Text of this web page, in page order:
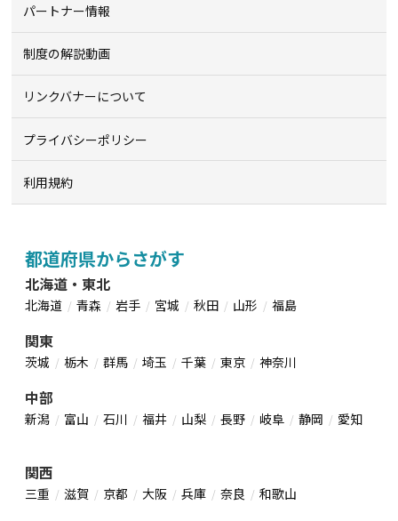
パートナー情報
制度の解説動画
リンクバナーについて
プライバシーポリシー
利用規約
都道府県からさがす
北海道・東北
北海道 青森 岩手 宮城 秋田 山形 福島
関東
茨城 栃木 群馬 埼玉 千葉 東京 神奈川
中部
新潟 富山 石川 福井 山梨 長野 岐阜 静岡 愛知
関西
三重 滋賀 京都 大阪 兵庫 奈良 和歌山